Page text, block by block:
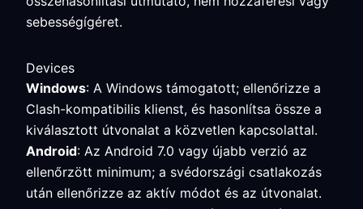
sebességígéret.
Devices
Windows: A Windows támogatott; ellenőrizze a
Clash-kompatibilis klienst, és hasonlítsa össze a
kiválasztott útvonalat a közvetlen kapcsolattal.
Android: Az Android 7.0 vagy újabb verzió az
ellenőrzött minimum; a svédországi csatlakozás
után ellenőrizze az aktív módot és az útvonalat.